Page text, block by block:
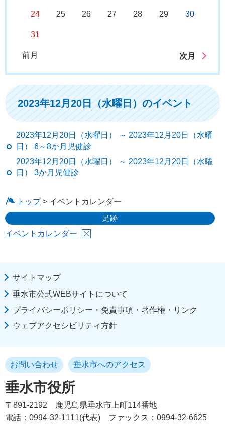
24 25 26 27 28 29 30
31
前月 次月
2023年12月20日（水曜日）のイベント
2023年12月20日（水曜日） ～ 2023年12月20日（水曜
日） 6～8か月児健診
2023年12月20日（水曜日） ～ 2023年12月20日（水曜
日） 3か月児健診
トップ> イベントカレンダー
足跡
イベントカレンダー
サイトマップ
垂水市公式WEBサイトについて
プライバシーポリシー・免責事項・著作権・リンク
ウェブアクセシビリティ方針
垂水市役所
お問い合わせ 垂水市へのアクセス
〒891-2192
鹿児島県垂水市上町114番地
電話：0994-32-1111(代表)
ファックス：0994-32-6625